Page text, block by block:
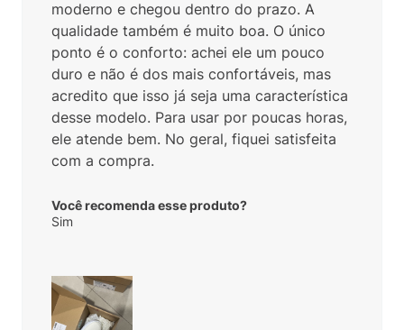
moderno e chegou dentro do prazo. A
qualidade também é muito boa. O único
ponto é o conforto: achei ele um pouco
duro e não é dos mais confortáveis, mas
acredito que isso já seja uma característica
desse modelo. Para usar por poucas horas,
ele atende bem. No geral, fiquei satisfeita
com a compra.
Você recomenda esse produto?
Sim